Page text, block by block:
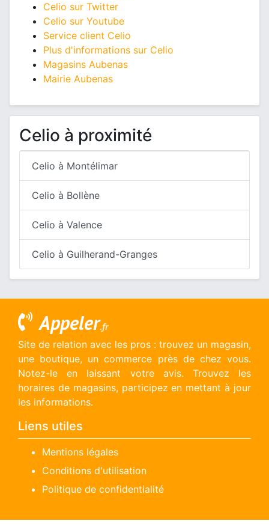
Celio sur Twitter
Celio sur Youtube
Service client Celio
Plus d'informations sur Celio
Magasins Aubenas
Mairie Aubenas
Celio à proximité
Celio à Montélimar
Celio à Bollène
Celio à Valence
Celio à Guilherand-Granges
Appeler.fr
Site de relation avec les pros : trouvez un magasin,
une boutique, un commerce près de chez vous.
Notez-le en laissant votre avis. Trouvez les
horaires de magasins, participez en mettant à jour
les informations.
Liens utiles
Mentions légales
Conditions d'utilisation
Politique de confidentialité